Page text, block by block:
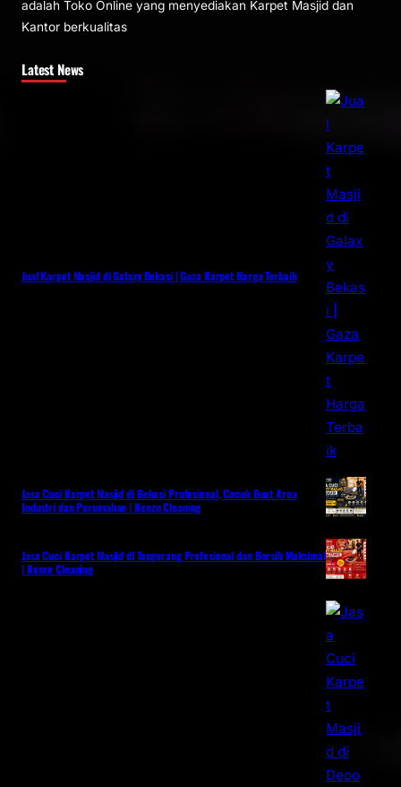
adalah Toko Online yang menyediakan Karpet Masjid dan
Kantor berkualitas
Latest News
Jual Karpet Masjid di Galaxy Bekasi | Gaza Karpet Harga Terbaik
Jasa Cuci Karpet Masjid di Bekasi Profesional, Cocok Buat Area
Industri dan Perumahan | Kenzo Cleaning
Jasa Cuci Karpet Masjid di Tangerang Profesional dan Bersih Maksimal
| Kenzo Cleaning